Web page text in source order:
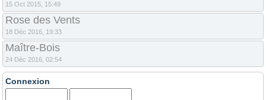
15 Oct 2015, 15:49
Rose des Vents
18 Déc 2016, 19:33
Maître-Bois
24 Déc 2016, 02:54
Connexion